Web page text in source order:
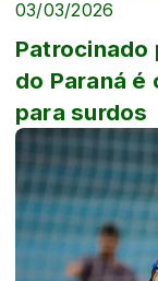
03/03/2026
Patrocinado
do Paraná
para surdos